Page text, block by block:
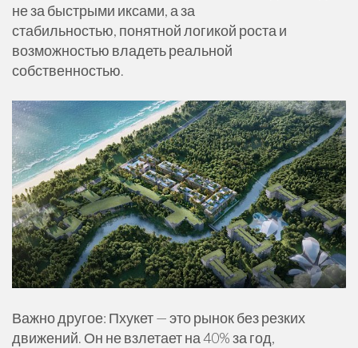
не за быстрыми иксами, а за
стабильностью, понятной логикой роста и
возможностью владеть реальной
собственностью.
Важно другое: Пхукет — это рынок без резких
движений. Он не взлетает на 40% за год,